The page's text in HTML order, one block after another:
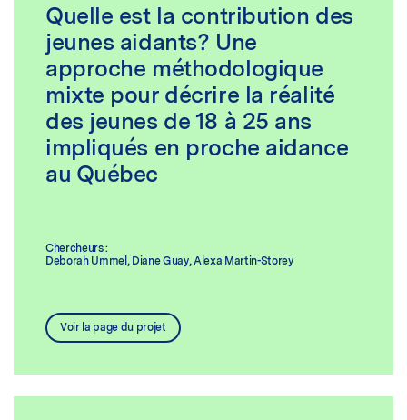
Quelle est la contribution des
jeunes aidants? Une
approche méthodologique
mixte pour décrire la réalité
des jeunes de 18 à 25 ans
impliqués en proche aidance
au Québec
Chercheurs :
Deborah Ummel, Diane Guay, Alexa Martin-Storey
Voir la page du projet